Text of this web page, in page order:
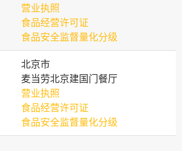
营业执照
食品经营许可证
食品安全监督量化分级
北京市
麦当劳北京建国门餐厅
营业执照
食品经营许可证
食品安全监督量化分级